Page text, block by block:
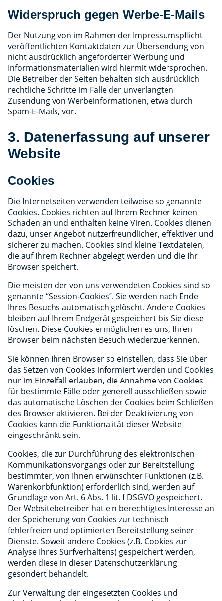
Widerspruch gegen Werbe-E-Mails
Der Nutzung von im Rahmen der Impressumspflicht
veröffentlichten Kontaktdaten zur Übersendung von
nicht ausdrücklich angeforderter Werbung und
Informationsmaterialien wird hiermit widersprochen.
Die Betreiber der Seiten behalten sich ausdrücklich
rechtliche Schritte im Falle der unverlangten
Zusendung von Werbeinformationen, etwa durch
Spam-E-Mails, vor.
3. Datenerfassung auf unserer
Website
Cookies
Die Internetseiten verwenden teilweise so genannte
Cookies. Cookies richten auf Ihrem Rechner keinen
Schaden an und enthalten keine Viren. Cookies dienen
dazu, unser Angebot nutzerfreundlicher, effektiver und
sicherer zu machen. Cookies sind kleine Textdateien,
die auf Ihrem Rechner abgelegt werden und die Ihr
Browser speichert.
Die meisten der von uns verwendeten Cookies sind so
genannte “Session-Cookies”. Sie werden nach Ende
Ihres Besuchs automatisch gelöscht. Andere Cookies
bleiben auf Ihrem Endgerät gespeichert bis Sie diese
löschen. Diese Cookies ermöglichen es uns, Ihren
Browser beim nächsten Besuch wiederzuerkennen.
Sie können Ihren Browser so einstellen, dass Sie über
das Setzen von Cookies informiert werden und Cookies
nur im Einzelfall erlauben, die Annahme von Cookies
für bestimmte Fälle oder generell ausschließen sowie
das automatische Löschen der Cookies beim Schließen
des Browser aktivieren. Bei der Deaktivierung von
Cookies kann die Funktionalität dieser Website
eingeschränkt sein.
Cookies, die zur Durchführung des elektronischen
Kommunikationsvorgangs oder zur Bereitstellung
bestimmter, von Ihnen erwünschter Funktionen (z.B.
Warenkorbfunktion) erforderlich sind, werden auf
Grundlage von Art. 6 Abs. 1 lit. f DSGVO gespeichert.
Der Websitebetreiber hat ein berechtigtes Interesse an
der Speicherung von Cookies zur technisch
fehlerfreien und optimierten Bereitstellung seiner
Dienste. Soweit andere Cookies (z.B. Cookies zur
Analyse Ihres Surfverhaltens) gespeichert werden,
werden diese in dieser Datenschutzerklärung
gesondert behandelt.
Zur Verwaltung der eingesetzten Cookies und